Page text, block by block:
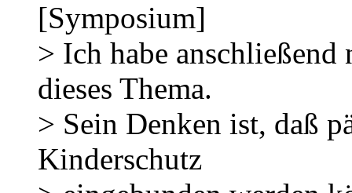
[Symposium]
> Ich habe
dieses Thema.
> Sein Denken ist, daß
Kinderschutz